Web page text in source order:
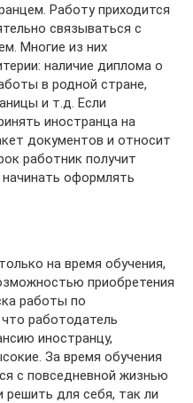
Работу приходится
связываться с
Многие из них
наличие диплома о
в родной стране,
и т.д. Если
иностранца на
документов и относит
работник получит
оформлять
на время обучения,
приобретения
работы по
работодатель
иностранцу,
За время обучения
с повседневной жизнью
решить для себя, так ли